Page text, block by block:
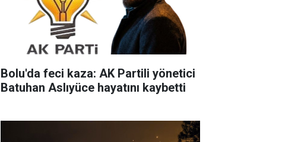
Bolu'da feci kaza: AK Partili yönetici
Batuhan Aslıyüce hayatını kaybetti